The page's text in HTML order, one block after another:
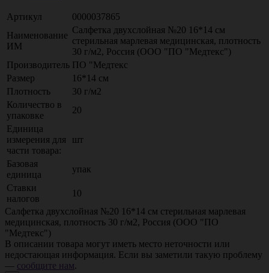
Артикул
0000037865
Наименование
ИМ
Салфетка двухслойная №20 16*14 см
стерильная марлевая медицинская, плотность
30 г/м2, Россия (ООО "ПО "Медтекс")
Производитель ПО "Медтекс
Размер
16*14 см
Плотность
30 г/м2
Количество в
упаковке
20
Единица
измерения для
части товара:
шт
Базовая
единица
упак
Ставки
налогов
10
Салфетка двухслойная №20 16*14 см стерильная марлевая
медицинская, плотность 30 г/м2, Россия (ООО "ПО
"Медтекс")
В описании товара могут иметь место неточности или
недостающая информация. Если вы заметили такую проблему
— сообщите нам.